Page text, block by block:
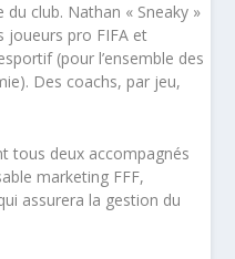
du club. Nathan « Sneaky »
joueurs pro FIFA et
(pour l’ensemble des
Des coachs, par jeu,
tous deux accompagnés
marketing FFF,
assurera la gestion du